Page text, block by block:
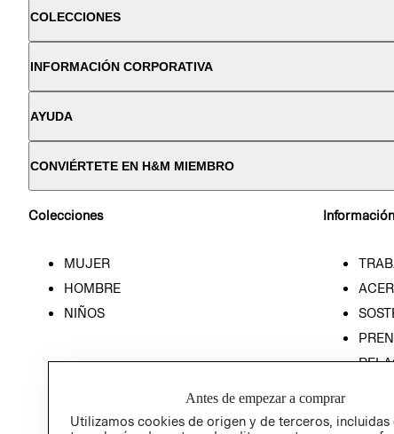
COLECCIONES
INFORMACIÓN CORPORATIVA
AYUDA
CONVIÉRTETE EN H&M MIEMBRO
Colecciones
MUJER
HOMBRE
NIÑOS
Antes de empezar a comprar
Utilizamos cookies de origen y de terceros, incluidas